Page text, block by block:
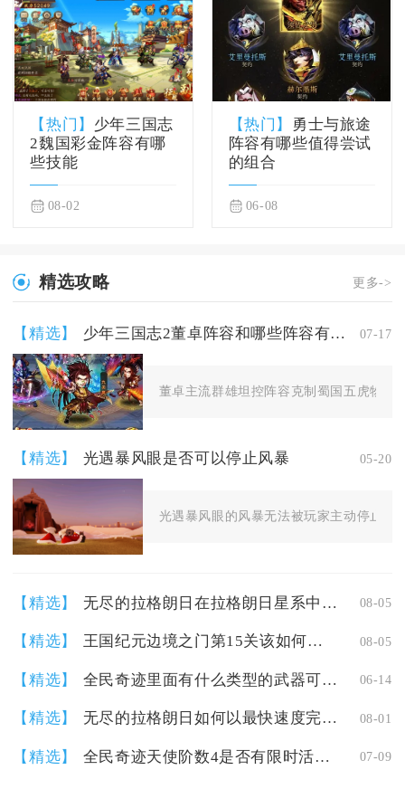
【热门】 少年三国志
2魏国彩金阵容有哪
些技能
08-02
【热门】
勇士与旅途
阵容有哪些值得尝试
的组合
06-08
精选攻略 更多->
【精选】 少年三国志2董卓阵容和哪些阵容有克制关系 07-17
董卓主流群雄坦控阵容克制蜀国五虎物理
【精选】 光遇暴风眼是否可以停止风暴 05-20
光遇暴风眼的风暴无法被玩家主动停止，
【精选】 无尽的拉格朗日在拉格朗日星系中获得金属的方法有哪些 08-05
【精选】 王国纪元边境之门第15关该如何布阵 08-05
【精选】 全民奇迹里面有什么类型的武器可以佩戴 06-14
【精选】 无尽的拉格朗日如何以最快速度完成拉格朗日的升本 08-01
【精选】 全民奇迹天使阶数4是否有限时活动可以参与 07-09